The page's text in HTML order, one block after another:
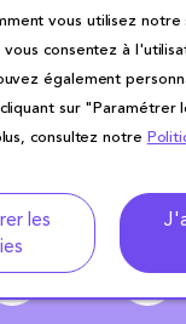
vous utilisez notre
consentez à
également
sur "Paramétrer
consultez notre
les